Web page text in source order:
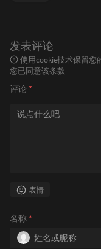
发表评论
使用cookie技术保留
您已同意该条款
评论 *
表情
名称 *